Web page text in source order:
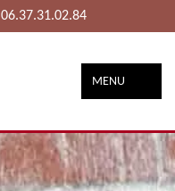
06.37.31.02.84
MENU